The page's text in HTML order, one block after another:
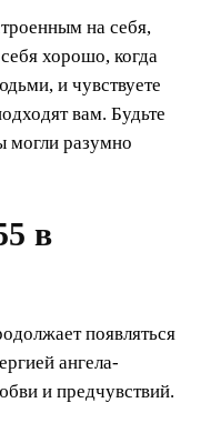
на себя,
хорошо, когда
и чувствуете
вам. Будьте
могли разумно
в
появляться
ангела-
и предчувствий.